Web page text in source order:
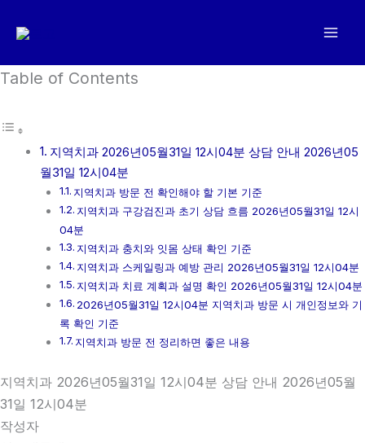
로
너
Table of Contents
지역치과 2026년05월31일 12시04분 상담 안내 2026년05
월31일 12시04분
지역치과 방문 전 확인해야 할 기본 기준
지역치과 구강검진과 초기 상담 흐름 2026년05월31일 12시
04분
지역치과 충치와 잇몸 상태 확인 기준
지역치과 스케일링과 예방 관리 2026년05월31일 12시04분
지역치과 치료 계획과 설명 확인 2026년05월31일 12시04분
2026년05월31일 12시04분 지역치과 방문 시 개인정보와 기
록 확인 기준
지역치과 방문 전 정리하면 좋은 내용
지역치과 2026년05월31일 12시04분 상담 안내 2026년05월
31일 12시04분
작성자